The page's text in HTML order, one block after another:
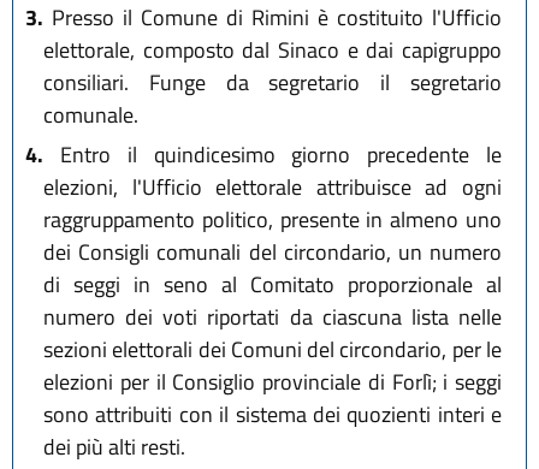
3. Presso il Comune di Rimini è costituito l'Ufficio
elettorale, composto dal Sinaco e dai capigruppo
consiliari. Funge da segretario il segretario
comunale.
4. Entro il quindicesimo giorno precedente le
elezioni, l'Ufficio elettorale attribuisce ad ogni
raggruppamento politico, presente in almeno uno
dei Consigli comunali del circondario, un numero
di seggi in seno al Comitato proporzionale al
numero dei voti riportati da ciascuna lista nelle
sezioni elettorali dei Comuni del circondario, per le
elezioni per il Consiglio provinciale di Forlì; i seggi
sono attribuiti con il sistema dei quozienti interi e
dei più alti resti.